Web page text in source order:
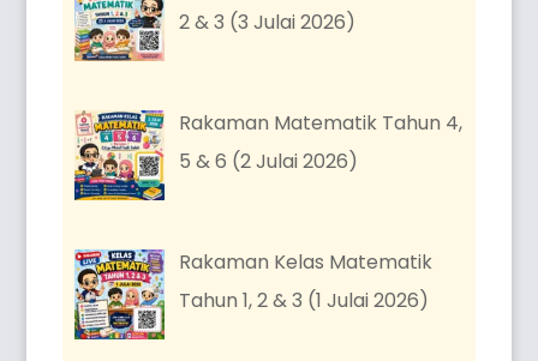
2 & 3 (3 Julai 2026)
Rakaman Matematik Tahun 4,
5 & 6 (2 Julai 2026)
Rakaman Kelas Matematik
Tahun 1, 2 & 3 (1 Julai 2026)